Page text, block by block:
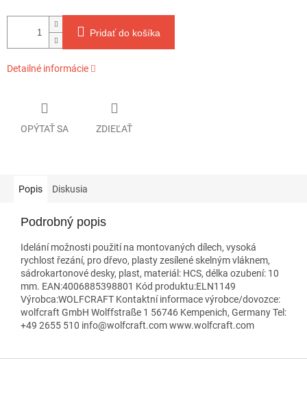
Pridať do košíka
Detailné informácie
OPÝTAŤ SA ZDIEĽAŤ
Popis Diskusia
Podrobný popis
Idelání možnosti použití na montovaných dílech, vysoká
rychlost řezání, pro dřevo, plasty zesílené skelným vláknem,
sádrokartonové desky, plast, materiál: HCS, délka ozubení: 10
mm. EAN:4006885398801 Kód produktu:ELN1149
Výrobca:WOLFCRAFT Kontaktní informace výrobce/dovozce:
wolfcraft GmbH Wolffstraße 1 56746 Kempenich, Germany Tel:
+49 2655 510 info@wolfcraft.com www.wolfcraft.com